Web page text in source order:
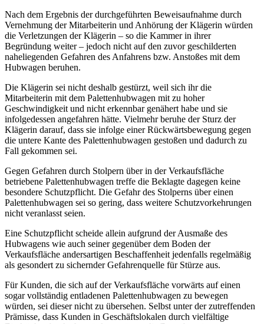
Nach dem Ergebnis der durchgeführten Beweisaufnahme durch
Vernehmung der Mitarbeiterin und Anhörung der Klägerin würden
die Verletzungen der Klägerin – so die Kammer in ihrer
Begründung weiter – jedoch nicht auf den zuvor geschilderten
naheliegenden Gefahren des Anfahrens bzw. Anstoßes mit dem
Hubwagen beruhen.
Die Klägerin sei nicht deshalb gestürzt, weil sich ihr die
Mitarbeiterin mit dem Palettenhubwagen mit zu hoher
Geschwindigkeit und nicht erkennbar genähert habe und sie
infolgedessen angefahren hätte. Vielmehr beruhe der Sturz der
Klägerin darauf, dass sie infolge einer Rückwärtsbewegung gegen
die untere Kante des Palettenhubwagen gestoßen und dadurch zu
Fall gekommen sei.
Gegen Gefahren durch Stolpern über in der Verkaufsfläche
betriebene Palettenhubwagen treffe die Beklagte dagegen keine
besondere Schutzpflicht. Die Gefahr des Stolperns über einen
Palettenhubwagen sei so gering, dass weitere Schutzvorkehrungen
nicht veranlasst seien.
Eine Schutzpflicht scheide allein aufgrund der Ausmaße des
Hubwagens wie auch seiner gegenüber dem Boden der
Verkaufsfläche andersartigen Beschaffenheit jedenfalls regelmäßig
als gesondert zu sichernder Gefahrenquelle für Stürze aus.
Für Kunden, die sich auf der Verkaufsfläche vorwärts auf einen
sogar vollständig entladenen Palettenhubwagen zu bewegen
würden, sei dieser nicht zu übersehen. Selbst unter der zutreffenden
Prämisse, dass Kunden in Geschäftslokalen durch vielfältige